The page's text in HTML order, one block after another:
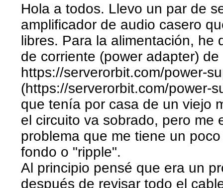
Hola a todos. Llevo un par de
amplificador de audio casero
libres. Para la alimentación, he
de corriente (power adapter)
https://serverorbit.com/power-
(https://serverorbit.com/power-
que tenía por casa de un viejo
el circuito va sobrado, pero me
problema que me tiene un
fondo o "ripple".
Al principio pensé que era un
después de revisar todo el